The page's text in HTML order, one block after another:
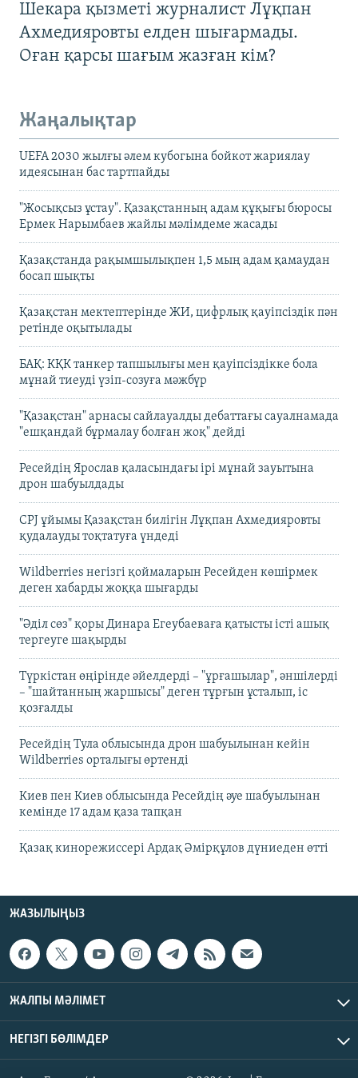
Шекара қызметі журналист Лұқпан
Ахмедияровты елден шығармады.
Оған қарсы шағым жазған кім?
Жаңалықтар
UEFA 2030 жылғы әлем кубогына бойкот жариялау
идеясынан бас тартпайды
"Жосықсыз ұстау". Қазақстанның адам құқығы бюросы
Ермек Нарымбаев жайлы мәлімдеме жасады
Қазақстанда рақымшылықпен 1,5 мың адам қамаудан
босап шықты
Қазақстан мектептерінде ЖИ, цифрлық қауіпсіздік пән
ретінде оқытылады
БАҚ: КҚК танкер тапшылығы мен қауіпсіздікке бола
мұнай тиеуді үзіп-созуға мәжбүр
"Қазақстан" арнасы сайлауалды дебаттағы сауалнамада
"ешқандай бұрмалау болған жоқ" дейді
Ресейдің Ярослав қаласындағы ірі мұнай зауытына
дрон шабуылдады
CPJ ұйымы Қазақстан билігін Лұқпан Ахмедияровты
қудалауды тоқтатуға үндеді
Wildberries негізгі қоймаларын Ресейден көшірмек
деген хабарды жоққа шығарды
"Әділ сөз" қоры Динара Егеубаеваға қатысты істі ашық
тергеуге шақырды
Түркістан өңірінде әйелдерді – "ұрғашылар", әншілерді
– "шайтанның жаршысы" деген тұрғын ұсталып, іс
қозғалды
Ресейдің Тула облысында дрон шабуылынан кейін
Wildberries орталығы өртенді
Киев пен Киев облысында Ресейдің әуе шабуылынан
кемінде 17 адам қаза тапқан
Қазақ кинорежиссері Ардақ Әмірқұлов дүниеден өтті
ЖАЗЫЛЫҢЫЗ
ЖАЛПЫ МӘЛІМЕТ
НЕГІЗГІ БӨЛІМДЕР